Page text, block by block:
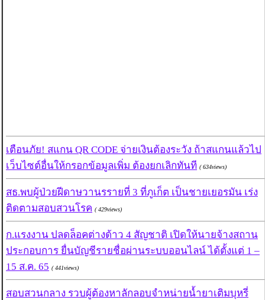
เตือนภัย! สแกน QR CODE จ่ายเงินต้องระวัง ถ้าสแกนแล้วไป
เว็บไซต์อื่นให้กรอกข้อมูลเพิ่ม ต้องยกเลิกทันที ( 634views)
สธ.พบผู้ป่วยฝีดาษวานรรายที่ 3 ที่ภูเก็ต เป็นชายเยอรมัน เร่ง
ติดตามสอบสวนโรค ( 429views)
ก.แรงงาน ปลดล็อคต่างด้าว 4 สัญชาติ เปิดให้นายจ้างสถาน
ประกอบการ ยื่นบัญชีรายชื่อผ่านระบบออนไลน์ ได้ตั้งแต่ 1 –
15 ส.ค. 65 ( 441views)
สอบสวนกลาง รวบผู้ต้องหาลักลอบจำหน่ายน้ำยาเติมบุหรี่